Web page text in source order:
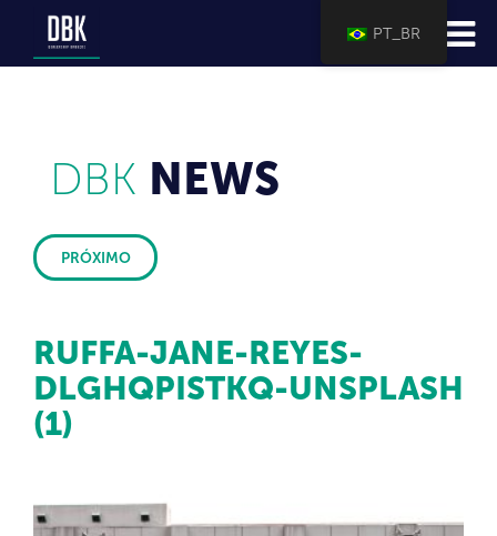
DBK NEWS
PRÓXIMO
RUFFA-JANE-REYES-
DLGHQPISTKQ-UNSPLASH
(1)
PT_BR